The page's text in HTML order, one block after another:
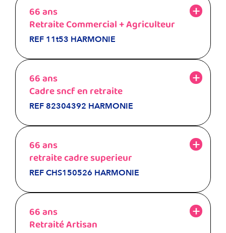
66 ans
Retraite Commercial + Agriculteur
REF 11t53 HARMONIE
66 ans
Cadre sncf en retraite
REF 82304392 HARMONIE
66 ans
retraite cadre superieur
REF CHS150526 HARMONIE
66 ans
Retraité Artisan